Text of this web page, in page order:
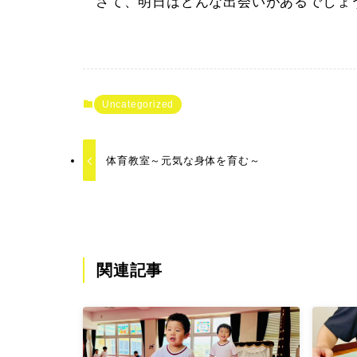
Uncategorized
体育教室～元気な身体を育む～
関連記事